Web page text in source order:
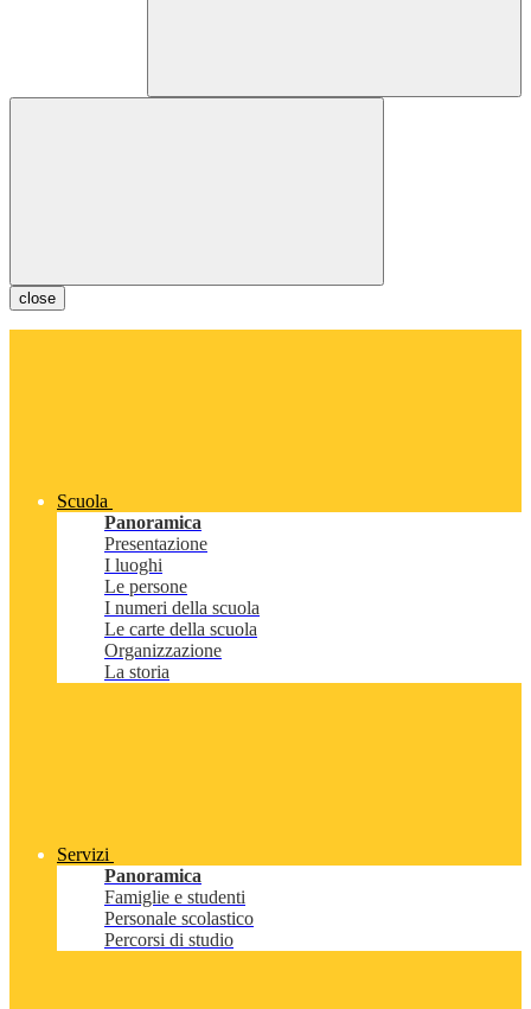
close
Scuola
Panoramica
Presentazione
I luoghi
Le persone
I numeri della scuola
Le carte della scuola
Organizzazione
La storia
Servizi
Panoramica
Famiglie e studenti
Personale scolastico
Percorsi di studio